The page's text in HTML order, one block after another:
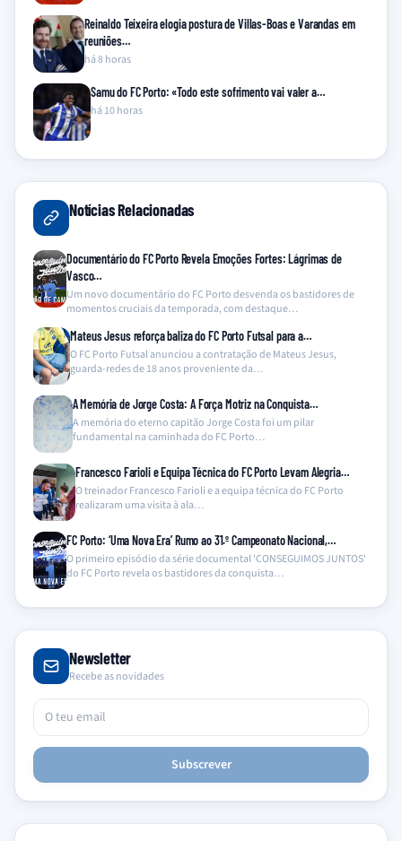
Reinaldo Teixeira elogia postura de Villas-Boas e Varandas em
reuniões…
há 8 horas
Samu do FC Porto: «Todo este sofrimento vai valer a…
há 10 horas
Notícias Relacionadas
Documentário do FC Porto Revela Emoções Fortes: Lágrimas de
Vasco…
Um novo documentário do FC Porto desvenda os bastidores de
momentos cruciais da temporada, com destaque…
Mateus Jesus reforça baliza do FC Porto Futsal para a…
O FC Porto Futsal anunciou a contratação de Mateus Jesus,
guarda-redes de 18 anos proveniente da…
A Memória de Jorge Costa: A Força Motriz na Conquista…
A memória do eterno capitão Jorge Costa foi um pilar
fundamental na caminhada do FC Porto…
Francesco Farioli e Equipa Técnica do FC Porto Levam Alegria…
O treinador Francesco Farioli e a equipa técnica do FC Porto
realizaram uma visita à ala…
FC Porto: ‘Uma Nova Era’ Rumo ao 31.º Campeonato Nacional,…
O primeiro episódio da série documental 'CONSEGUIMOS JUNTOS'
do FC Porto revela os bastidores da conquista…
Newsletter
Recebe as novidades
Subscrever